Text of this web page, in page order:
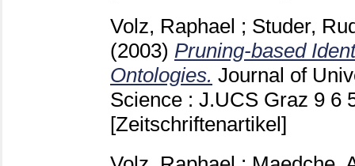
Volz, Raphael ; Studer,
(2003) Pruning-based
Ontologies. Journal of
Science : J.UCS Graz 9 6
[Zeitschriftenartikel]